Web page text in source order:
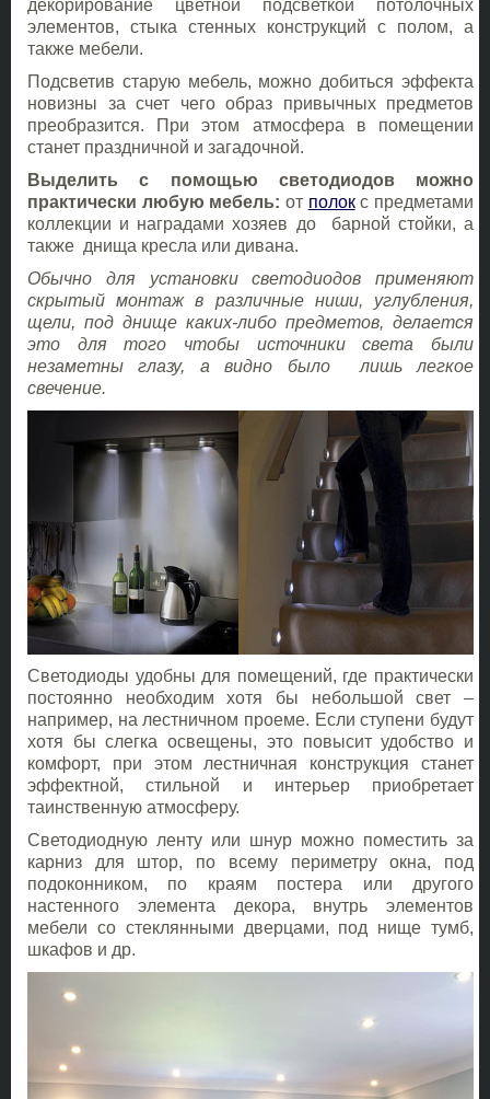
декорирование цветной подсветкой потолочных
элементов, стыка стенных конструкций с полом, а
также мебели.
Подсветив старую мебель, можно добиться эффекта
новизны за счет чего образ привычных предметов
преобразится. При этом атмосфера в помещении
станет праздничной и загадочной.
Выделить с помощью светодиодов можно
практически любую мебель: от полокс предметами
коллекции и наградами хозяев до барной стойки, а
также днища кресла или дивана.
Обычно для установки светодиодов применяют
скрытый монтаж в различные ниши, углубления,
щели, под днище каких-либо предметов, делается
это для того чтобы источники света были
незаметны глазу, а видно было лишь легкое
свечение.
Светодиоды удобны для помещений, где практически
постоянно необходим хотя бы небольшой свет –
например, на лестничном проеме. Если ступени будут
хотя бы слегка освещены, это повысит удобство и
комфорт, при этом лестничная конструкция станет
эффектной, стильной и интерьер приобретает
таинственную атмосферу.
Светодиодную ленту или шнур можно поместить за
карниз для штор, по всему периметру окна, под
подоконником, по краям постера или другого
настенного элемента декора, внутрь элементов
мебели со стеклянными дверцами, под нище тумб,
шкафов и др.